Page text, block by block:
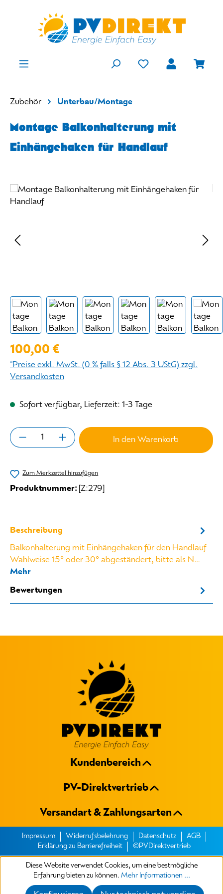
Zum Hauptinhalt springen
Du hast 0
Zubehör Unterbau/Montage
Montage Balkonhalterung mit
Einhängehaken für Handlauf
Bildergalerie überspringen
Regulärer Preis:
100,00 €
*Preise exkl. MwSt. (0 % falls § 12 Abs. 3 UStG) zzgl.
Versandkosten
Sofort verfügbar, Lieferzeit: 1-3 Tage
Produkt Anzahl: Gib den gewünschten
In den Warenkorb
Zum Merkzettel hinzufügen
Produktnummer: [Z:279]
Beschreibung
Balkonhalterung mit Einhängehaken für den Handlauf
Wahlweise 15° oder 30° abgeständert, bitte als N…
Mehr
Bewertungen
Kundenbereich
PV-Direktvertrieb
Versandart & Zahlungsarten
Impressum Widerrufsbelehrung Datenschutz
AGB
Erklärung zu Barrierefreiheit
©PVDirektvertrieb
Diese Website verwendet Cookies, um eine bestmögliche
Erfahrung bieten zu können. Mehr Informationen ...